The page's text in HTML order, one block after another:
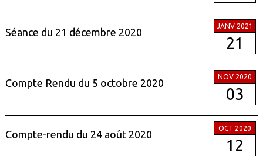
Séance du 21 décembre 2020
JANV 2021
21
Compte Rendu du 5 octobre 2020
NOV 2020
03
Compte-rendu du 24 août 2020
OCT 2020
12